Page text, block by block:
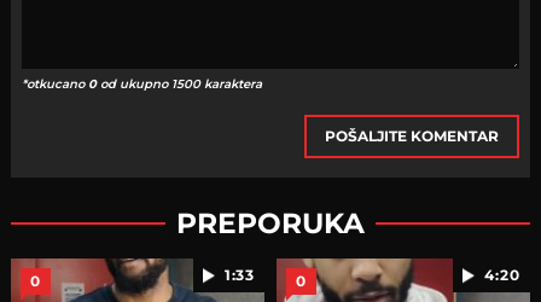
*otkucano 0 od ukupno 1500 karaktera
POŠALJITE KOMENTAR
PREPORUKA
1:33
0 4:20
0